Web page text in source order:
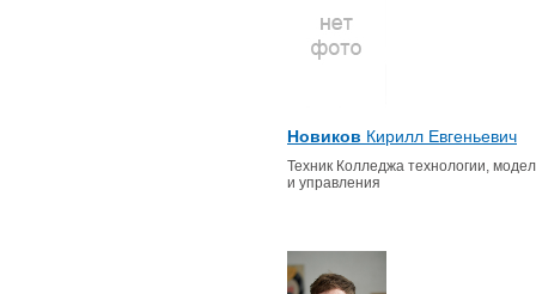
Новиков Кирилл Евгеньевич
Техник Колледжа технологии,
и управления